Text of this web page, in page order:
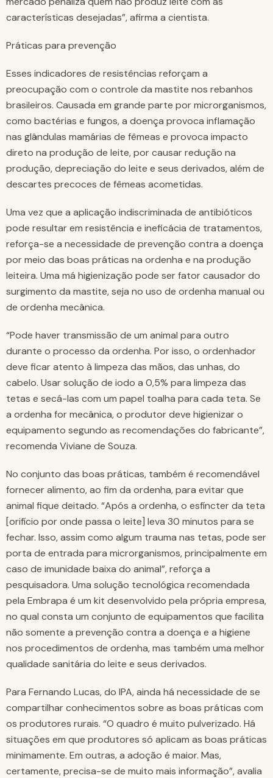
características desejadas”, afirma a cientista.
Práticas para prevenção
Esses indicadores de resistências reforçam a
preocupação com o controle da mastite nos rebanhos
brasileiros. Causada em grande parte por microrganismos,
como bactérias e fungos, a doença provoca inflamação
nas glândulas mamárias de fêmeas e provoca impacto
direto na produção de leite, por causar redução na
produção, depreciação do leite e seus derivados, além de
descartes precoces de fêmeas acometidas.
Uma vez que a aplicação indiscriminada de antibióticos
pode resultar em resistência e ineficácia de tratamentos,
reforça-se a necessidade de prevenção contra a doença
por meio das boas práticas na ordenha e na produção
leiteira. Uma má higienização pode ser fator causador do
surgimento da mastite, seja no uso de ordenha manual ou
de ordenha mecânica.
“Pode haver transmissão de um animal para outro
durante o processo da ordenha. Por isso, o ordenhador
deve ficar atento à limpeza das mãos, das unhas, do
cabelo. Usar solução de iodo a 0,5% para limpeza das
tetas e secá-las com um papel toalha para cada teta. Se
a ordenha for mecânica, o produtor deve higienizar o
equipamento segundo as recomendações do fabricante”,
recomenda Viviane de Souza.
No conjunto das boas práticas, também é recomendável
fornecer alimento, ao fim da ordenha, para evitar que
animal fique deitado. “Após a ordenha, o esfíncter da teta
[orifício por onde passa o leite] leva 30 minutos para se
fechar. Isso, assim como algum trauma nas tetas, pode ser
porta de entrada para microrganismos, principalmente em
caso de imunidade baixa do animal”, reforça a
pesquisadora. Uma solução tecnológica recomendada
pela Embrapa é um kit desenvolvido pela própria empresa,
no qual consta um conjunto de equipamentos que facilita
não somente a prevenção contra a doença e a higiene
nos procedimentos de ordenha, mas também uma melhor
qualidade sanitária do leite e seus derivados.
Para Fernando Lucas, do IPA, ainda há necessidade de se
compartilhar conhecimentos sobre as boas práticas com
os produtores rurais. “O quadro é muito pulverizado. Há
situações em que produtores só aplicam as boas práticas
minimamente. Em outras, a adoção é maior. Mas,
certamente, precisa-se de muito mais informação”, avalia